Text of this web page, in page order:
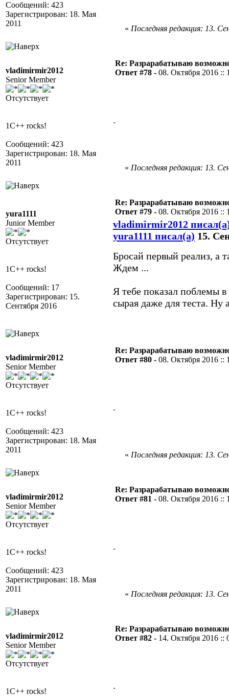
Сообщений: 423
Зарегистрирован: 18. Мая
2011
« Последняя редакция: 13.
vladimirmir2012
Senior Member
Отсутствует
1C++ rocks!
Сообщений: 423
Зарегистрирован: 18. Мая
2011
Re: Разрарабатываю
Ответ #78 - 08. Октября 2016 ::
.
« Последняя редакция: 13.
yura1111
Junior Member
Отсутствует
1C++ rocks!
Сообщений: 17
Зарегистрирован: 15.
Сентября 2016
Re: Разрарабатываю
Ответ #79 - 08. Октября 2016 ::
vladimirmir2012
yura1111 писал(а) 15.
Бросай первый реализ, а
Ждем ...
Я тебе показал поблемы в
сырая даже для теста. Ну
vladimirmir2012
Senior Member
Отсутствует
1C++ rocks!
Сообщений: 423
Зарегистрирован: 18. Мая
2011
Re: Разрарабатываю
Ответ #80 - 08. Октября 2016 ::
.
« Последняя редакция: 13.
vladimirmir2012
Senior Member
Отсутствует
1C++ rocks!
Сообщений: 423
Зарегистрирован: 18. Мая
2011
Re: Разрарабатываю
Ответ #81 - 08. Октября 2016 ::
.
« Последняя редакция: 13.
vladimirmir2012
Senior Member
Отсутствует
1C++ rocks!
Re: Разрарабатываю
Ответ #82 - 14. Октября 2016 ::
.